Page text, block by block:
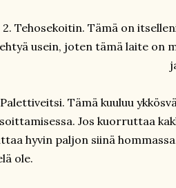
2. Tehosekoitin. Tämä on
usein, joten tämä laite on
Tämä kuuluu
Jos kuorruttaa
hyvin paljon siinä
ole.